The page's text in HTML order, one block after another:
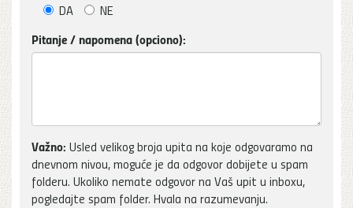
DA NE
Pitanje / napomena (opciono):
Važno: Usled velikog broja upita na koje odgovaramo na
dnevnom nivou, moguće je da odgovor dobijete u spam
folderu. Ukoliko nemate odgovor na Vaš upit u inboxu,
pogledajte spam folder. Hvala na razumevanju.